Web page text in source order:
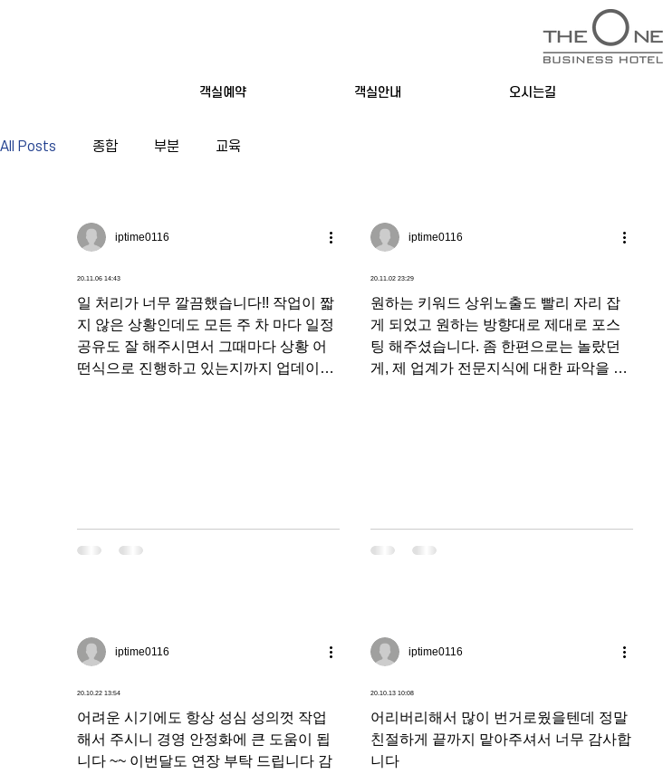
객실예약 객실안내 오시는길
All Posts 종합 부분 교육
iptime0116
20.11.06 14:43
일 처리가 너무 깔끔했습니다!! 작업이 짧
지 않은 상황인데도 모든 주 차 마다 일정
공유도 잘 해주시면서 그때마다 상황 어
떤식으로 진행하고 있는지까지 업데이트
iptime0116
20.11.02 23:29
원하는 키워드 상위노출도 빨리 자리 잡
게 되었고 원하는 방향대로 제대로 포스
팅 해주셨습니다. 좀 한편으로는 놀랐던
게, 제 업계가 전문지식에 대한 파악을 잘
iptime0116
20.10.22 13:54
어려운 시기에도 항상 성심 성의껏 작업
해서 주시니 경영 안정화에 큰 도움이 됩
니다 ~~ 이번달도 연장 부탁 드립니다 감
iptime0116
20.10.13 10:08
어리버리해서 많이 번거로웠을텐데 정말
친절하게 끝까지 맡아주셔서 너무 감사합
니다